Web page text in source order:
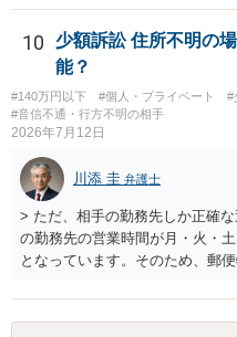
10
少額訴訟 住所不明の
能？
#140万円以下 #個人・プライベート
#
#音信不通・行方不明の相手
2026年7月12日
川添 圭 弁護士
> ただ、相手の勤務先しか正確
の勤務先の営業時間が月・火・
となっています。そのため、郵
夜間の送達を上申するのが基本
かすには早すぎるので執行官送